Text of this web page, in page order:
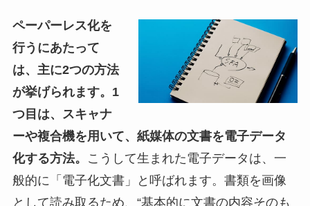
ペーパーレス化を
行うにあたって
は、主に2つの方法
が挙げられます。1
つ目は、スキャナ
ーや複合機を用いて、紙媒体の文書を電子データ
化する方法。
こうして生まれた電子データは、一
般的に「電子化文書」と呼ばれます。書類を画像
として読み取るため、“基本的に文書の内容そのも